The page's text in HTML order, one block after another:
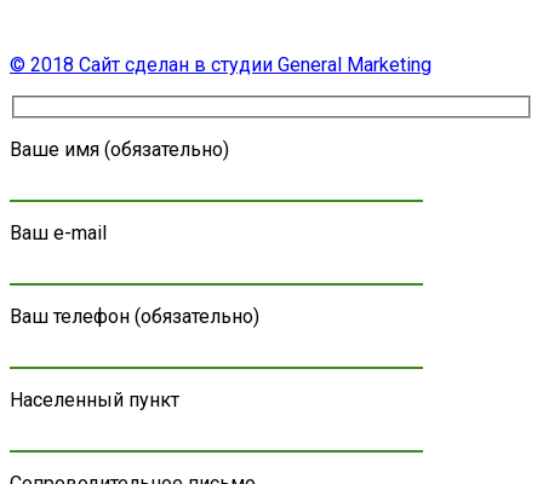
© 2018 Сайт сделан в студии General Marketing
Ваше имя (обязательно)
Ваш e-mail
Ваш телефон (обязательно)
Населенный пункт